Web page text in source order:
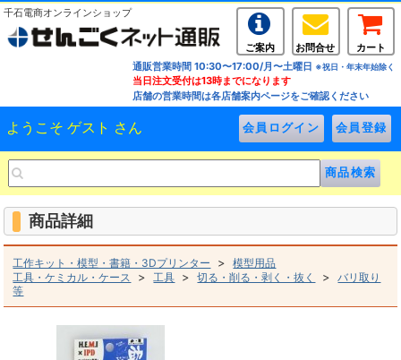
千石電商オンラインショップ
ご案内 お問合せ
カート
通販営業時間 10:30〜17:00/月〜土曜日 ※祝日・年末年始除く
当日注文受付は13時までになります
店舗の営業時間は各店舗案内ページをご確認ください
ようこそ ゲスト さん
商品詳細
工作キット・模型・書籍・3Dプリンター >模型用品
工具・ケミカル・ケース
> 工具 >切る・削る・剥く・抜く >バリ取り
等